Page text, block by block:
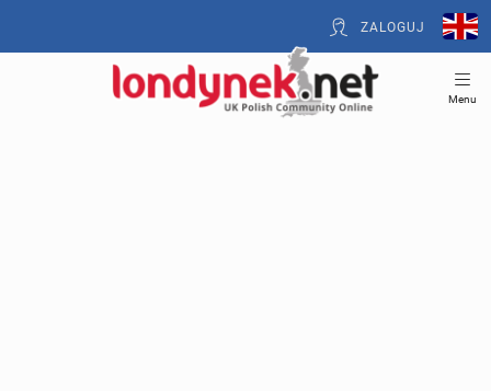
ZALOGUJ
Menu